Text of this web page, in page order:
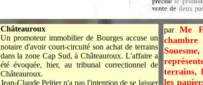
Châteauroux
Un promoteur immobilier de Bourges accuse un
notaire d'avoir court-circuité son achat de terrains
dans la zone Cap Sud, à Châteauroux. L'affaire a
été évoquée, hier, au tribunal correctionnel de
Châteauroux.
Jean-Claude Peltier n'a pas l'intention de se laisser
parMe
terrains,
les